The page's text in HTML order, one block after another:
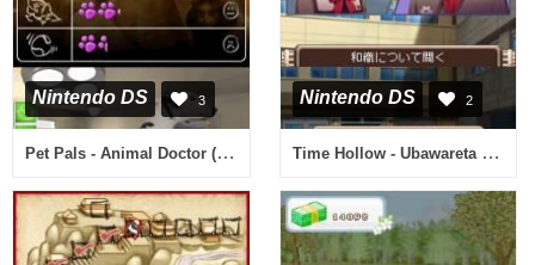
Nintendo DS 3
Pet Pals - Animal Doctor (USA)
Nintendo DS 2
Time Hollow - Ubawareta Kako o Motomete (Japan)